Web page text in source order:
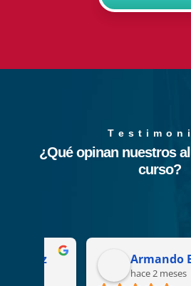
T e s t i m o n
¿Qué opinan nuestros
curso?
Armando
hace 2 meses